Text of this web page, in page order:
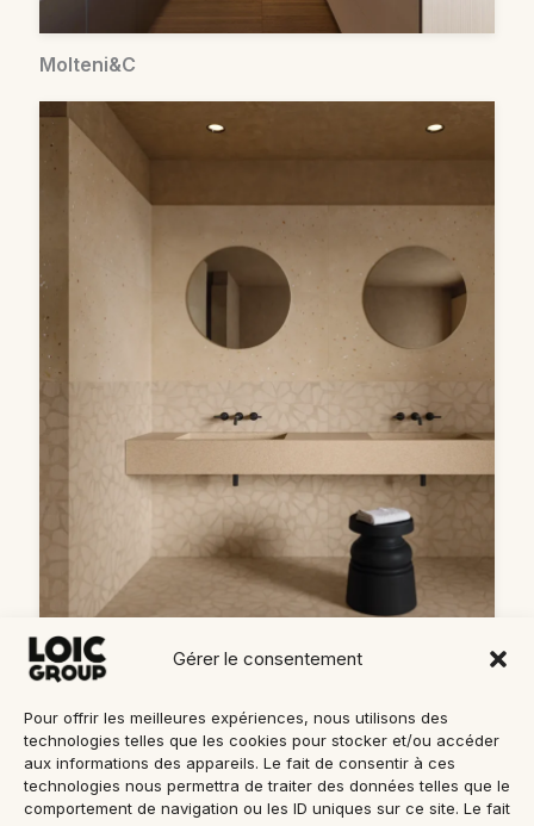
Gérer le consentement
Pour offrir les meilleures expériences, nous utilisons des
technologies telles que les cookies pour stocker et/ou accéder
aux informations des appareils. Le fait de consentir à ces
technologies nous permettra de traiter des données telles que le
comportement de navigation ou les ID uniques sur ce site. Le fait
Molteni&C
moooi
Mentions Légales
Politique de Confidentialité